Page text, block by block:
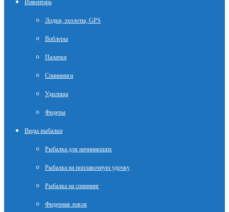
Инвентарь
Лодки, эхолоты, GPS
Воблеры
Палатки
Спиннинги
Удилища
Фидеры
Виды рыбалки
Рыбалка для начинающих
Рыбалка на поплавочную удочку
Рыбалка на спиннинг
Фидерная ловля